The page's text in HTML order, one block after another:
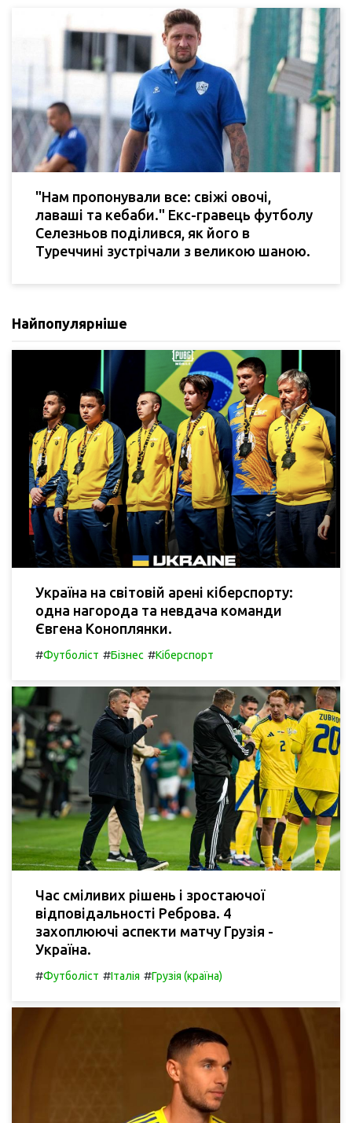
"Нам пропонували все: свіжі овочі,
лаваші та кебаби." Екс-гравець футболу
Селезньов поділився, як його в
Туреччині зустрічали з великою шаною.
Найпопулярніше
Україна на світовій арені кіберспорту:
одна нагорода та невдача команди
Євгена Коноплянки.
#Футболіст #Бізнес #Кіберспорт
Час сміливих рішень і зростаючої
відповідальності Реброва. 4
захоплюючі аспекти матчу Грузія -
Україна.
#Футболіст #Італія #Грузія (країна)